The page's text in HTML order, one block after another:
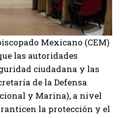
Mexicano (CEM)
las autoridades
ciudadana y las
de la Defensa
y Marina), a nivel
la protección y el